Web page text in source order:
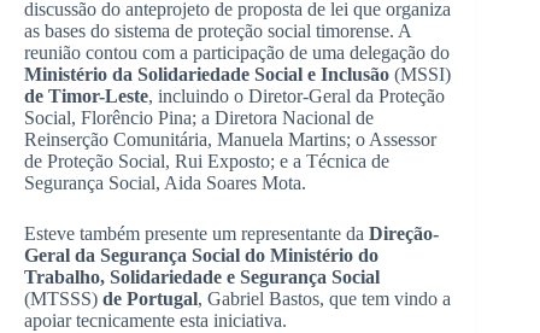
discussão do anteprojeto de proposta de lei que organiza
as bases do sistema de proteção social timorense. A
reunião contou com a participação de uma delegação do
Ministério da Solidariedade Social e Inclusão (MSSI)
de Timor-Leste, incluindo o Diretor-Geral da Proteção
Social, Florêncio Pina; a Diretora Nacional de
Reinserção Comunitária, Manuela Martins; o Assessor
de Proteção Social, Rui Exposto; e a Técnica de
Segurança Social, Aida Soares Mota.
Esteve também presente um representante da Direção-
Geral da Segurança Social do Ministério do
Trabalho, Solidariedade e Segurança Social
(MTSSS) de Portugal, Gabriel Bastos, que tem vindo a
apoiar tecnicamente esta iniciativa.